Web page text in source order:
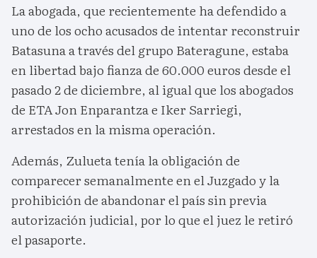
La abogada, que recientemente ha defendido a
uno de los ocho acusados de intentar reconstruir
Batasuna a través del grupo Bateragune, estaba
en libertad bajo fianza de 60.000 euros desde el
pasado 2 de diciembre, al igual que los abogados
de ETA Jon Enparantza e Iker Sarriegi,
arrestados en la misma operación.
Además, Zulueta tenía la obligación de
comparecer semanalmente en el Juzgado y la
prohibición de abandonar el país sin previa
autorización judicial, por lo que el juez le retiró
el pasaporte.